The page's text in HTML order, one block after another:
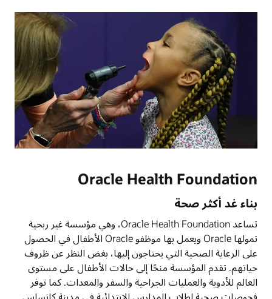
Oracle Health Foundation
بناء غد أكثر صحة
تساعد Oracle Health Foundation، وهي مؤسسة غير ربحية
تمولها Oracle ويعمل بها موظفو Oracle الأطفال في الحصول
على الرعاية الصحية التي يحتاجون إليها، بغض النظر عن ظروف
حياتهم. تقدم المؤسسة منحًا إلى حالات الأطفال على مستوى
العالم للأدوية والعمليات الجراحية والسفر والمعدات. كما توفر
فحوصات صحية لطلاب المدارس الابتدائية في مدينة كانساس